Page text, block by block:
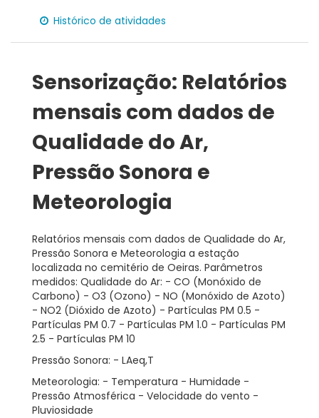
Histórico de atividades
Sensorização: Relatórios
mensais com dados de
Qualidade do Ar,
Pressão Sonora e
Meteorologia
Relatórios mensais com dados de Qualidade do Ar,
Pressão Sonora e Meteorologia a estação
localizada no cemitério de Oeiras. Parâmetros
medidos: Qualidade do Ar: - CO (Monóxido de
Carbono) - O3 (Ozono) - NO (Monóxido de Azoto)
- NO2 (Dióxido de Azoto) - Partículas PM 0.5 -
Partículas PM 0.7 - Partículas PM 1.0 - Partículas PM
2.5 - Partículas PM 10
Pressão Sonora: - LAeq,T
Meteorologia: - Temperatura - Humidade -
Pressão Atmosférica - Velocidade do vento -
Pluviosidade